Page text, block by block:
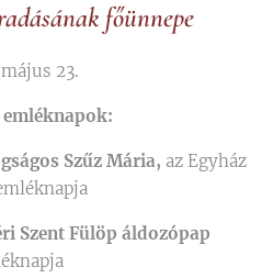
főünnepe
23.
emléknapok:
Szűz Mária, az Egyház
Szent Fülöp áldozópap